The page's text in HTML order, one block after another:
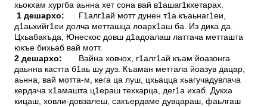
хьокхам хургба аьнна хет сона вай в1ашаг1кхетарах.
1 дешархо: Г1алг1ай мотт дунен т1а къаьнаг1еи,
д1аьхийг1еи долча метташца лоарх1аш ба. Из дика да.
Цхьабакъда, Юнескос довш д1адоалаш латтача метташта
юкъе бихьаб вай мотт.
2 дешархо: Вайна ховчох, г1алг1ай къам йоазонга
даьнна кастта б1аь шу дуз. Къаман меттала йоазув дацар,
аьнна, вай мотта-м, кега ца луш, цхьацца хьагучадувлача
кердача х1амашта ц1ераш техкарца, дег1а ихаб. Дукха
кицаш, ховли-довзалеш, сакъердаме дувцараш, фаьлгаш